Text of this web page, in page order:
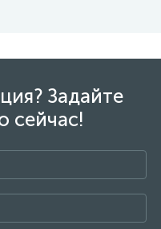
Задайте
сейчас!